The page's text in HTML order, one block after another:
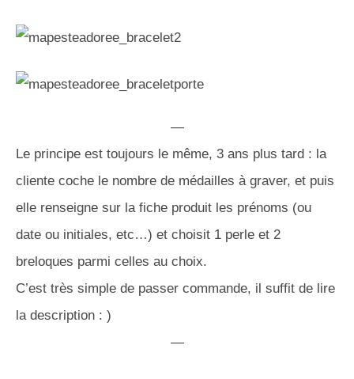
—
Le principe est toujours le même, 3 ans plus tard : la
cliente coche le nombre de médailles à graver, et puis
elle renseigne sur la fiche produit les prénoms (ou
date ou initiales, etc…) et choisit 1 perle et 2
breloques parmi celles au choix.
C’est très simple de passer commande, il suffit de lire
la description : )
—